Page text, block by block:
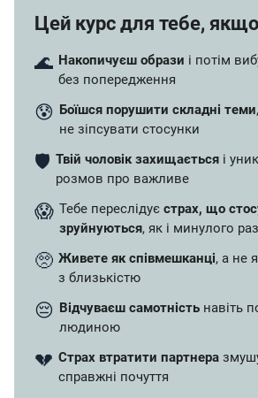
Цей курс для тебе,
🌊 Накопичуєш образи і потім
без попередження
😰 Боїшся порушити складні теми
не зіпсувати стосунки
🛡️ Твій чоловік захищається і
розмов про важливе
😱 Тебе переслідує страх, що
зруйнуються, як і минулого
🥺 Живете як співмешканці, а не
з близькістю
😔 Відчуваєш самотність навіть
людиною
💔 Страх втратити партнера
справжні почуття